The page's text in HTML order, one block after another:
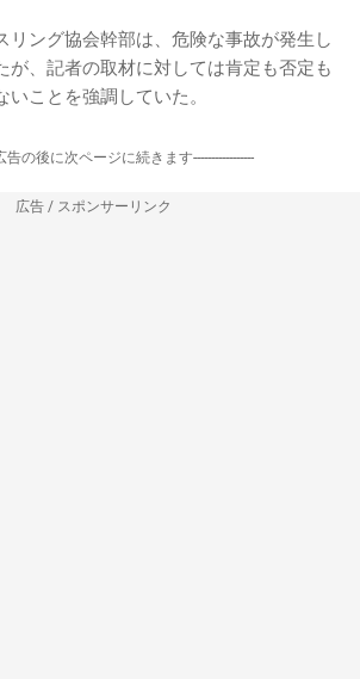
リング協会幹部は、危険な事故が発生し
が、記者の取材に対しては肯定も否定も
ことを強調していた。
広告の後に次ページに続きます-----------------
広告 / スポンサーリンク